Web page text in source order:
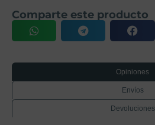
Comparte este producto
Opiniones
Envíos
Devoluciones